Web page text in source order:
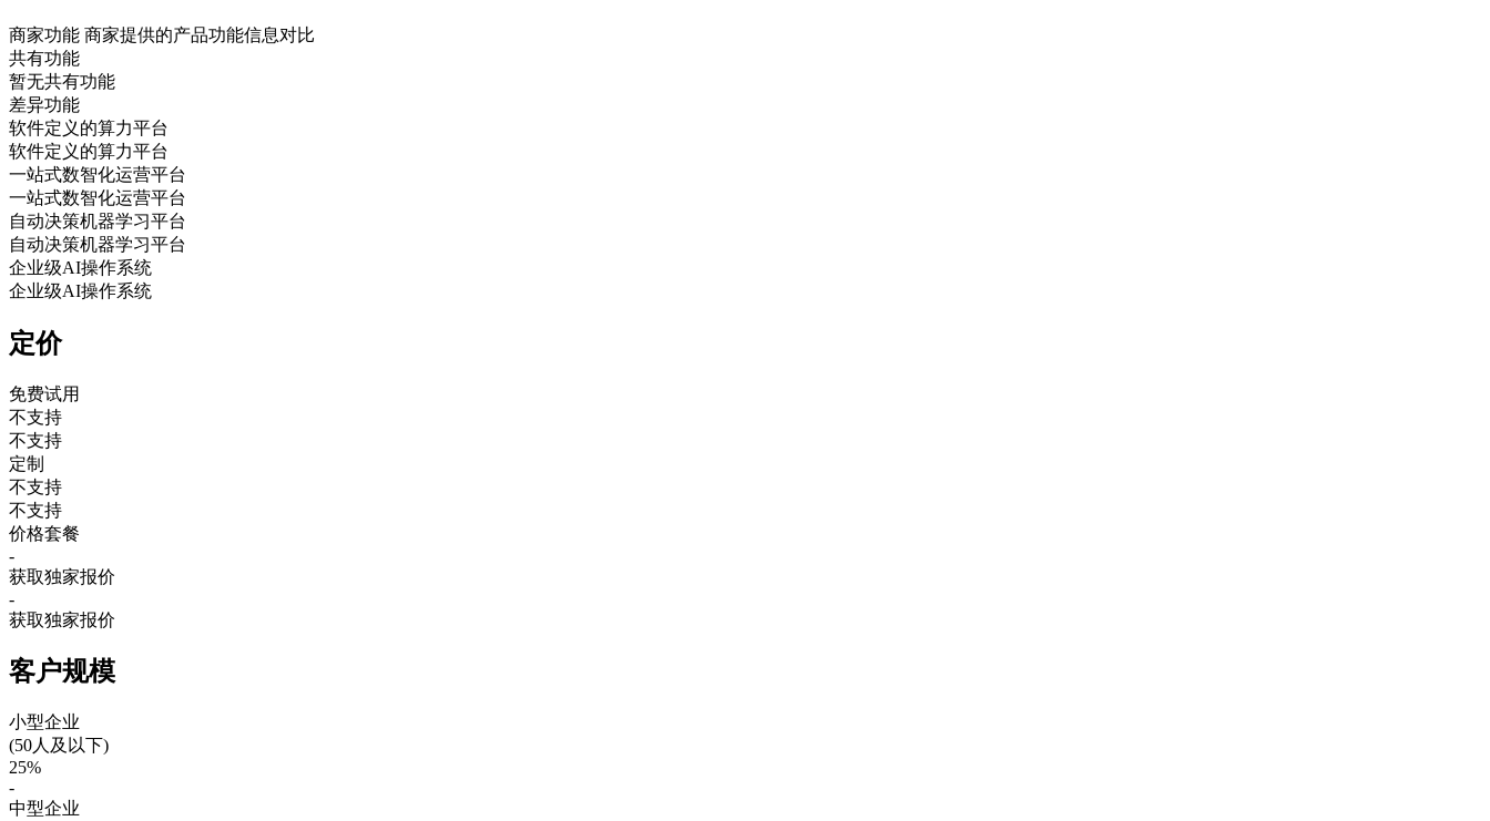
商家功能 商家提供的产品功能信息对比
共有功能
暂无共有功能
差异功能
软件定义的算力平台
软件定义的算力平台
一站式数智化运营平台
一站式数智化运营平台
自动决策机器学习平台
自动决策机器学习平台
企业级AI操作系统
企业级AI操作系统
定价
免费试用
不支持
不支持
定制
不支持
不支持
价格套餐
-
获取独家报价
-
获取独家报价
客户规模
小型企业
(50人及以下)
25%
-
中型企业